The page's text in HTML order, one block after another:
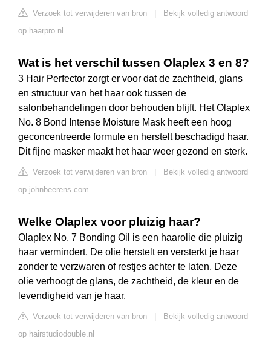
Verzoek tot verwijderen van bron
Bekijk volledig antwoord
op haarpro.nl
Wat is het verschil tussen Olaplex 3 en 8?
3 Hair Perfector zorgt er voor dat de zachtheid, glans
en structuur van het haar ook tussen de
salonbehandelingen door behouden blijft. Het Olaplex
No. 8 Bond Intense Moisture Mask heeft een hoog
geconcentreerde formule en herstelt beschadigd haar.
Dit fijne masker maakt het haar weer gezond en sterk.
Verzoek tot verwijderen van bron
Bekijk volledig antwoord
op johnbeerens.com
Welke Olaplex voor pluizig haar?
Olaplex No. 7 Bonding Oil is een haarolie die pluizig
haar vermindert. De olie herstelt en versterkt je haar
zonder te verzwaren of restjes achter te laten. Deze
olie verhoogt de glans, de zachtheid, de kleur en de
levendigheid van je haar.
Verzoek tot verwijderen van bron
Bekijk volledig antwoord
op hairstudiodouble.nl